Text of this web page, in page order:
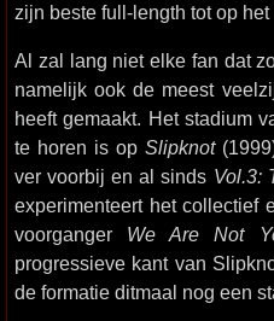
zijn beste full-length tot op
Al zal lang niet elke fan dat
namelijk ook de meest
heeft gemaakt. Het stadium
te horen is opSlipknot
ver voorbij en al sinds Vol.3:
experimenteert het collectief
voorganger We Are Not
progressieve kant van
de formatie ditmaal nog een